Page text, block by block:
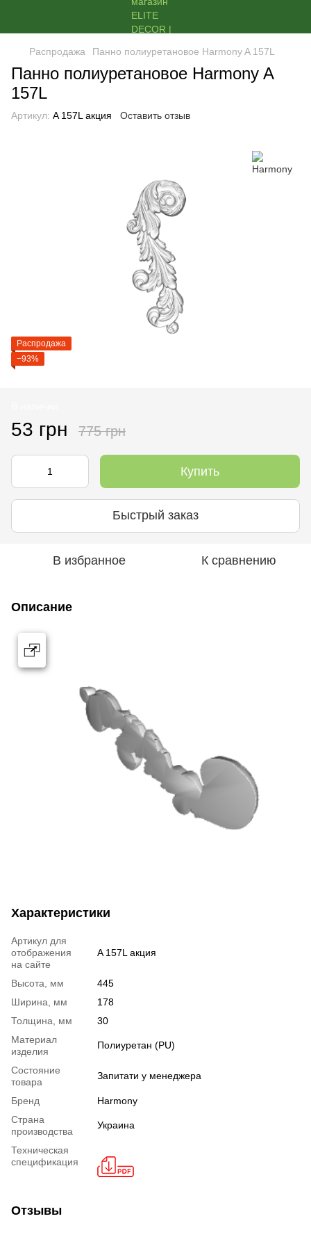
Распродажа Панно полиуретановое Harmony A 157L
Панно полиуретановое Harmony A
157L
Артикул: A 157L акция Оставить отзыв
Распродажа
−93%
53 грн 775 грн
Купить
Быстрый заказ
В избранное К сравнению
Описание
Характеристики
Артикул для
отображения
на сайте
A 157L акция
Высота, мм
445
Ширина, мм
178
Толщина, мм
30
Материал
изделия
Полиуретан (PU)
Состояние
товара
Запитати у менеджера
Бренд
Harmony
Страна
производства
Украина
Техническая
спецификация
Отзывы